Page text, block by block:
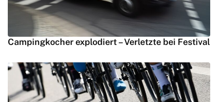
Campingkocher explodiert – Verletzte bei Festival